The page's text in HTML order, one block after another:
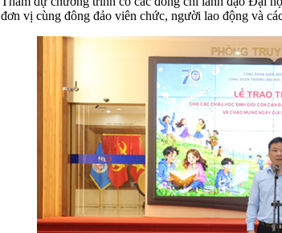
đơn vị cùng đông đảo viên chức, người lao động và